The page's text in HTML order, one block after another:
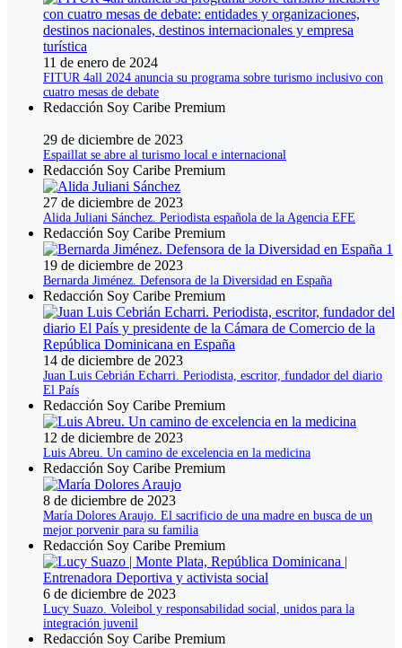
11 de enero de 2024
FITUR 4all 2024 anuncia su programa sobre turismo inclusivo con
cuatro mesas de debate
Redacción Soy Caribe Premium
29 de diciembre de 2023
Espaillat se abre al turismo local e internacional
Redacción Soy Caribe Premium
27 de diciembre de 2023
Alida Juliani Sánchez. Periodista española de la Agencia EFE
Redacción Soy Caribe Premium
19 de diciembre de 2023
Bernarda Jiménez. Defensora de la Diversidad en España
Redacción Soy Caribe Premium
14 de diciembre de 2023
Juan Luis Cebrián Echarri. Periodista, escritor, fundador del diario
El País
Redacción Soy Caribe Premium
12 de diciembre de 2023
Luis Abreu. Un camino de excelencia en la medicina
Redacción Soy Caribe Premium
8 de diciembre de 2023
María Dolores Araujo. El sacrificio de una madre en busca de un
mejor porvenir para su familia
Redacción Soy Caribe Premium
6 de diciembre de 2023
Lucy Suazo. Voleibol y responsabilidad social, unidos para la
integración juvenil
Redacción Soy Caribe Premium